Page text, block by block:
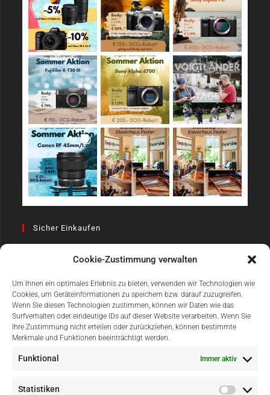
Cookie-Zustimmung verwalten
Um Ihnen ein optimales Erlebnis zu bieten, verwenden wir Technologien wie
Cookies, um Geräteinformationen zu speichern bzw. darauf zuzugreifen.
Wenn Sie diesen Technologien zustimmen, können wir Daten wie das
Surfverhalten oder eindeutige IDs auf dieser Website verarbeiten. Wenn Sie
Ihre Zustimmung nicht erteilen oder zurückziehen, können bestimmte
Merkmale und Funktionen beeinträchtigt werden.
Funktional Immer aktiv
Statistiken
Sicher Einkaufen
Einfach Online Bezahlen